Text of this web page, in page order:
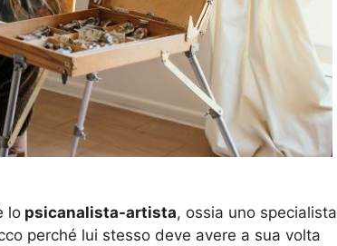
lo psicanalista-artista, ossia uno specialista
perché lui stesso deve avere a sua volta